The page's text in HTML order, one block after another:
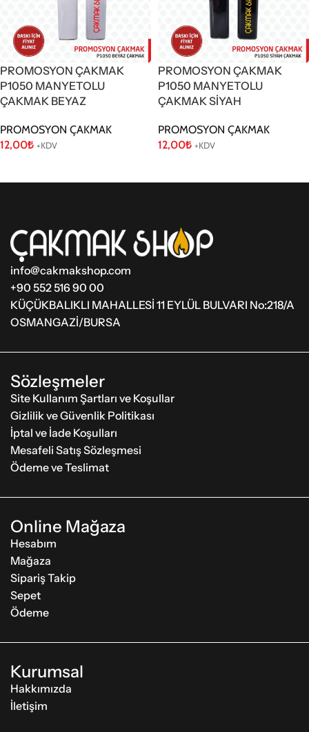
PROMOSYON ÇAKMAK
P1050 MANYETOLU
ÇAKMAK BEYAZ
PROMOSYON ÇAKMAK
12,00₺ +KDV
PROMOSYON ÇAKMAK
P1050 MANYETOLU
ÇAKMAK SİYAH
PROMOSYON ÇAKMAK
12,00₺ +KDV
info@cakmakshop.com
+90 552 516 90 00
KÜÇÜKBALIKLI MAHALLESİ 11 EYLÜL BULVARI No:218/A
OSMANGAZİ/BURSA
Sözleşmeler
Site Kullanım Şartları ve Koşullar
Gizlilik ve Güvenlik Politikası
İptal ve İade Koşulları
Mesafeli Satış Sözleşmesi
Ödeme ve Teslimat
Online Mağaza
Hesabım
Mağaza
Sipariş Takip
Sepet
Ödeme
Kurumsal
Hakkımızda
İletişim